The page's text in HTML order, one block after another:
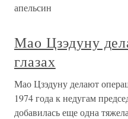
апельсин
Мао Цзэдуну
глазах
Мао Цзэдуну делают
1974 года к недугам
добавилась еще одна